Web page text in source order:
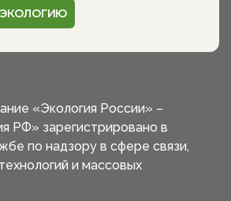
«Экология России» –
РФ» зарегистрировано в
по надзору в сфере связи,
и массовых